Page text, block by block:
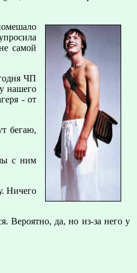
самой
ЧП
нашего
- от
бегаю,
с ним
Ничего
Вероятно, да, но из-за него у